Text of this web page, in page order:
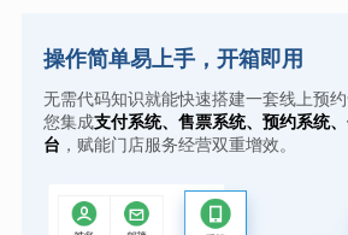
操作简单易上手，开箱即用
无需代码知识就能快速搭建一套线上预
您集成支付系统、售票系统、预约系统
台 ，赋能门店服务经营双重增效。